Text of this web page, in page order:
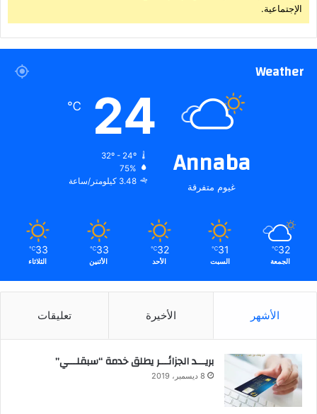
الإجتماعية.
Weather
Annaba
غيوم متفرقة
24
℃
32º - 24º
75%
3.48 كيلومتر/ساعة
32
℃
الجمعة
31
℃
السبت
32
℃
الأحد
33
℃
الأثنين
33
℃
الثلاثاء
الأشهر الأخيرة تعليقات
بريـــد الجزائـــر يطلق خدمة “سبقلـــي”
8 ديسمبر، 2019